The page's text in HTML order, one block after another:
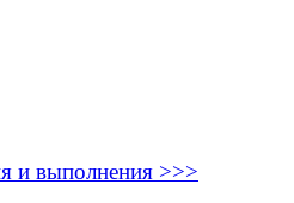
и выполнения >>>